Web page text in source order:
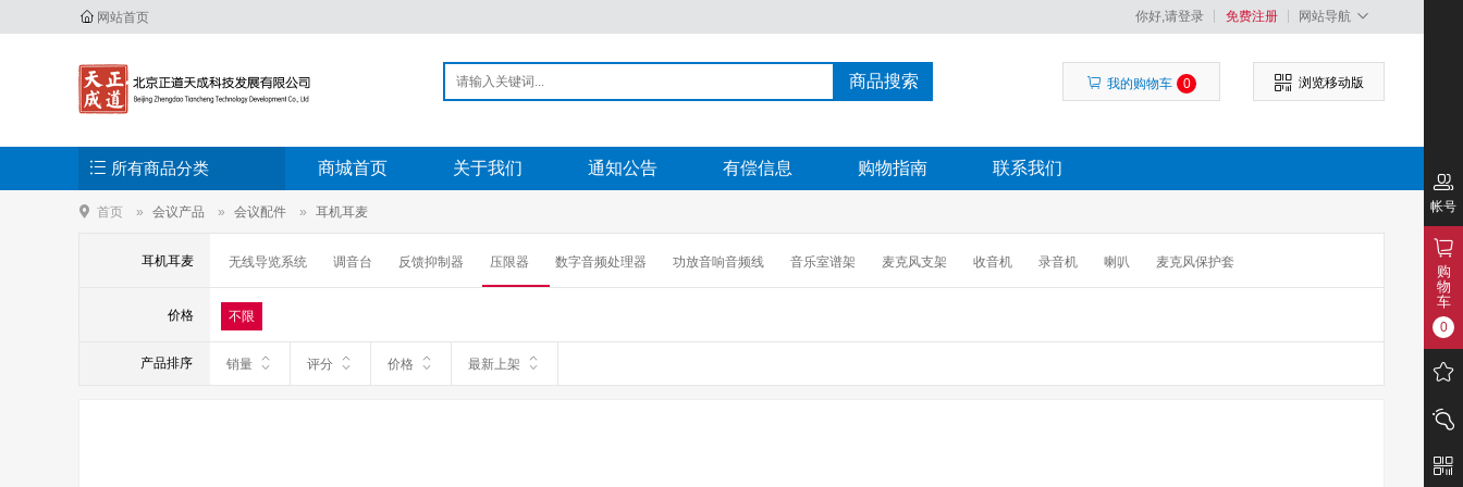
网站首页 你好,请登录 免费注册 网站导航
商品搜索 我的购物车 0 浏览移动版
所有商品分类 商城首页 关于我们 通知公告 有偿信息 购物指南 联系我们
首页 会议产品 会议配件 耳机耳麦
耳机耳麦 无线导览系统 调音台 反馈抑制器 压限器 数字音频处理器 功放音响音频线 音乐室谱架 麦克风支架 收音机 录音机 喇叭 麦克风保护套
混音器
价格
不限
产品排序 销量 评分 价格 最新上架
帐号
购
物
车
0